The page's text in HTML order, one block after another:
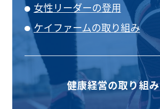
女性リーダーの登用
ケイファームの取り組み
健康経営の取り組み